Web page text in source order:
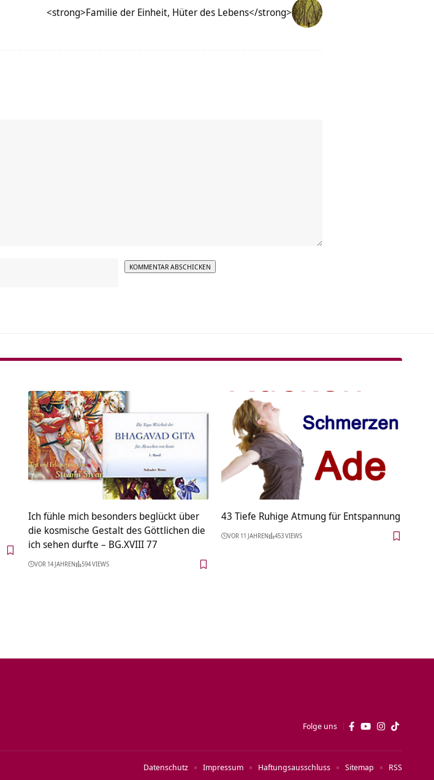
<strong>Familie der Einheit, Hüter des Lebens</strong>
Ich fühle mich besonders beglückt über
die kosmische Gestalt des Göttlichen die
ich sehen durfte – BG.XVIII 77
VOR 14 JAHREN 594 VIEWS
43 Tiefe Ruhige Atmung für Entspannung
VOR 11 JAHREN 453 VIEWS
Folge uns
Datenschutz Impressum Haftungsausschluss Sitemap RSS